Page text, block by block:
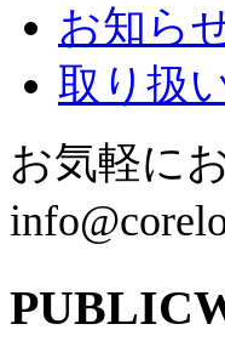
お知ら
取り扱
お気軽に